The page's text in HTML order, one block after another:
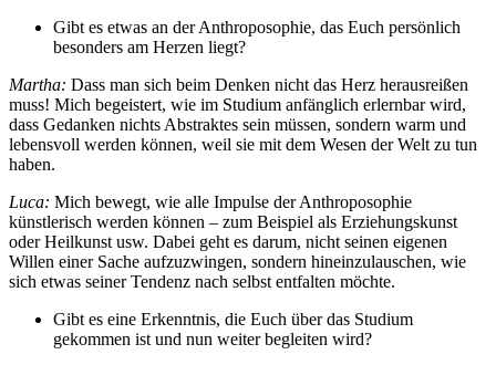
Gibt es etwas an der Anthroposophie, das Euch persönlich
besonders am Herzen liegt?
Martha: Dass man sich beim Denken nicht das Herz herausreißen
muss! Mich begeistert, wie im Studium anfänglich erlernbar wird,
dass Gedanken nichts Abstraktes sein müssen, sondern warm und
lebensvoll werden können, weil sie mit dem Wesen der Welt zu tun
haben.
Luca: Mich bewegt, wie alle Impulse der Anthroposophie
künstlerisch werden können – zum Beispiel als Erziehungskunst
oder Heilkunst usw. Dabei geht es darum, nicht seinen eigenen
Willen einer Sache aufzuzwingen, sondern hineinzulauschen, wie
sich etwas seiner Tendenz nach selbst entfalten möchte.
Gibt es eine Erkenntnis, die Euch über das Studium
gekommen ist und nun weiter begleiten wird?